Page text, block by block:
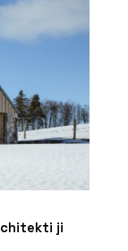
ji